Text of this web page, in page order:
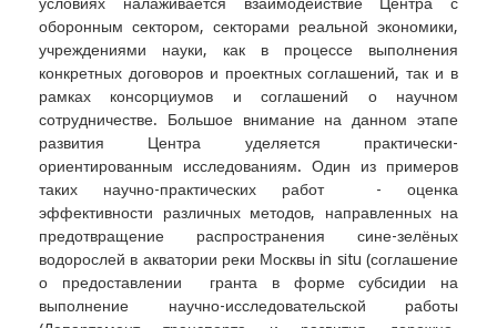
оборонным сектором, секторами реальной экономики,
учреждениями науки, как в процессе выполнения
конкретных договоров и проектных соглашений, так и в
рамках консорциумов и соглашений о научном
сотрудничестве. Большое внимание на данном этапе
развития Центра уделяется практически-
ориентированным исследованиям. Один из примеров
таких научно-практических работ - оценка
эффективности различных методов, направленных на
предотвращение распространения сине-зелёных
водорослей в акватории реки Москвы in situ (соглашение
о предоставлении гранта в форме субсидии на
выполнение научно-исследовательской работы